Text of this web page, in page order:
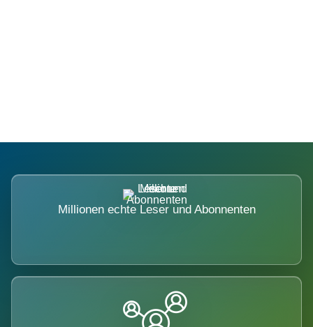
Millionen echte Leser und Abonnenten